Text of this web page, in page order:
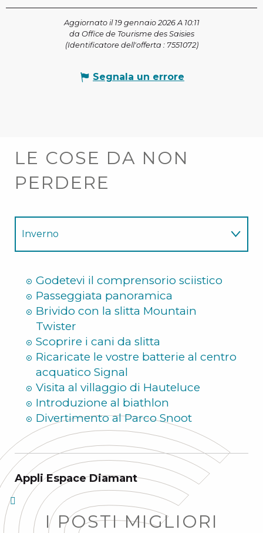
Aggiornato il 19 gennaio 2026 A 10:11
da Office de Tourisme des Saisies
(Identificatore dell'offerta : 7551072)
Segnala un errore
LE COSE DA NON
PERDERE
Inverno
Godetevi il comprensorio sciistico
Passeggiata panoramica
Brivido con la slitta Mountain
Twister
Scoprire i cani da slitta
Ricaricate le vostre batterie al centro
acquatico Signal
Visita al villaggio di Hauteluce
Introduzione al biathlon
Divertimento al Parco Snoot
Appli Espace Diamant
I POSTI MIGLIORI